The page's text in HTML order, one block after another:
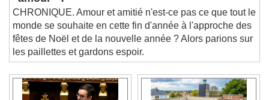
"amour" ?
CHRONIQUE. Amour et amitié n'est-ce pas ce que tout le
monde se souhaite en cette fin d'année à l'approche des
fêtes de Noël et de la nouvelle année ? Alors parions sur
les paillettes et gardons espoir.